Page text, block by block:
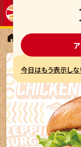
今日はもう表示しな
レギュラーバーガー